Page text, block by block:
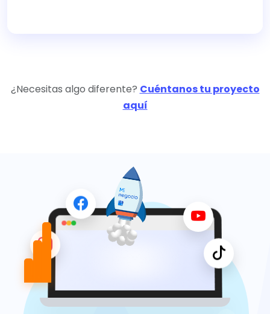
¿Necesitas algo diferente? Cuéntanos tu proyecto
aquí